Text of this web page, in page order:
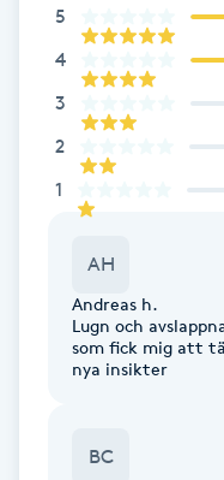
Bröllopsuppsättning
Celluliter
Color correction
Cryoterapi
Damklippning
5
4
3
2
1
AH
Andreas h.
Lugn och
som fick mig att
nya insikter
BC